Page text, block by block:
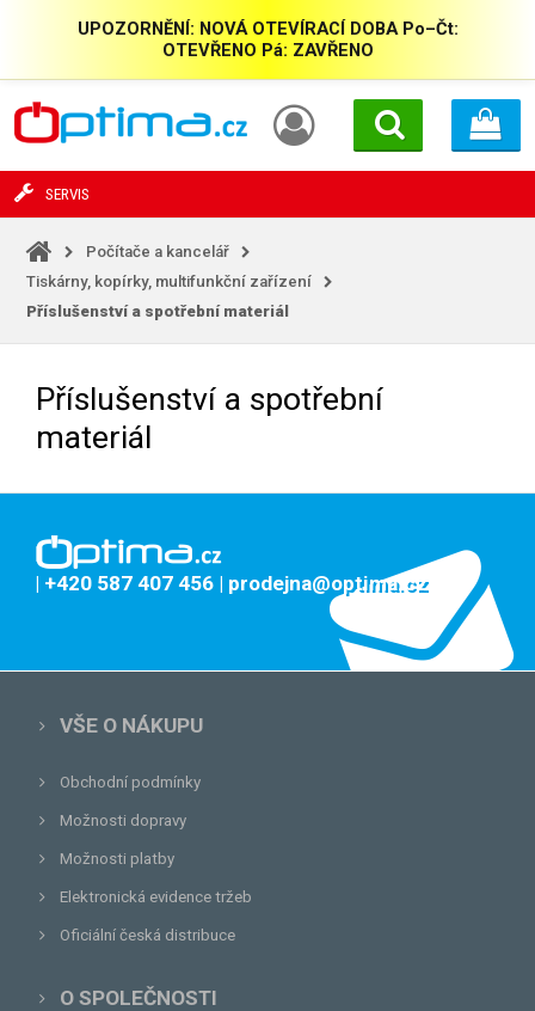
UPOZORNĚNÍ: NOVÁ OTEVÍRACÍ DOBA Po–Čt:
OTEVŘENO Pá: ZAVŘENO
SERVIS
Počítače a kancelář
Tiskárny, kopírky, multifunkční zařízení
Příslušenství a spotřební materiál
Příslušenství a spotřební
materiál
| +420 587 407 456 | prodejna@optima.cz
VŠE O NÁKUPU
Obchodní podmínky
Možnosti dopravy
Možnosti platby
Elektronická evidence tržeb
Oficiální česká distribuce
O SPOLEČNOSTI